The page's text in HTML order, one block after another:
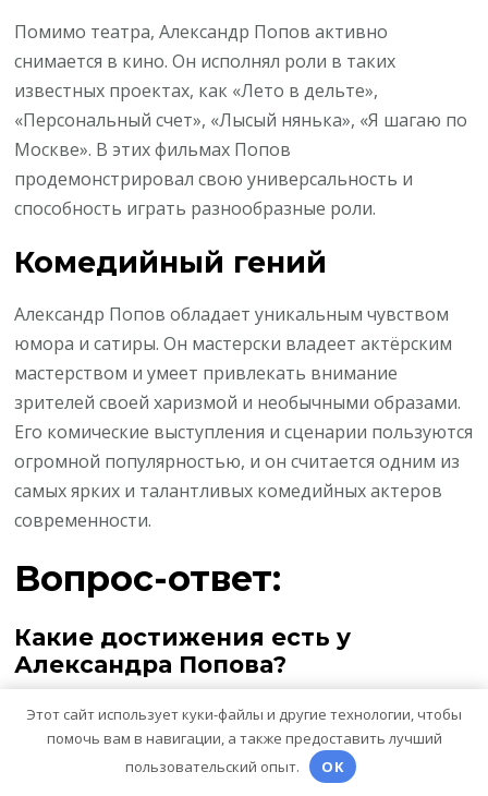
Помимо театра, Александр Попов активно
снимается в кино. Он исполнял роли в таких
известных проектах, как «Лето в дельте»,
«Персональный счет», «Лысый нянька», «Я шагаю по
Москве». В этих фильмах Попов
продемонстрировал свою универсальность и
способность играть разнообразные роли.
Комедийный гений
Александр Попов обладает уникальным чувством
юмора и сатиры. Он мастерски владеет актёрским
мастерством и умеет привлекать внимание
зрителей своей харизмой и необычными образами.
Его комические выступления и сценарии пользуются
огромной популярностью, и он считается одним из
самых ярких и талантливых комедийных актеров
современности.
Вопрос-ответ:
Какие достижения есть у
Александра Попова?
Александр Попов — известный российский актер и
юморист. Он стал популярным благодаря своему
выступлению в Уральских пельменях —
Этот сайт использует куки-файлы и другие технологии, чтобы
помочь вам в навигации, а также предоставить лучший
пользовательский опыт.
OK